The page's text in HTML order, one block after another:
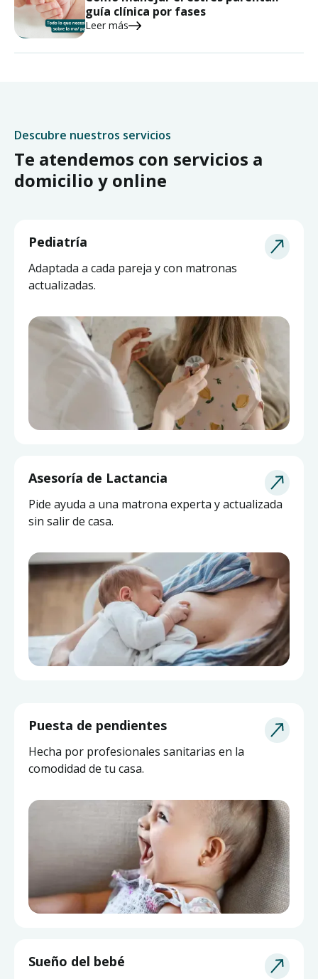
guía clínica por fases
Leer más
Descubre nuestros servicios
Te atendemos con servicios a
domicilio y online
Pediatría
Adaptada a cada pareja y con matronas
actualizadas.
Puesta de pendientes
Hecha por profesionales sanitarias en la
comodidad de tu casa.
Asesoría de Lactancia
Pide ayuda a una matrona experta y actualizada
sin salir de casa.
Sueño del bebé